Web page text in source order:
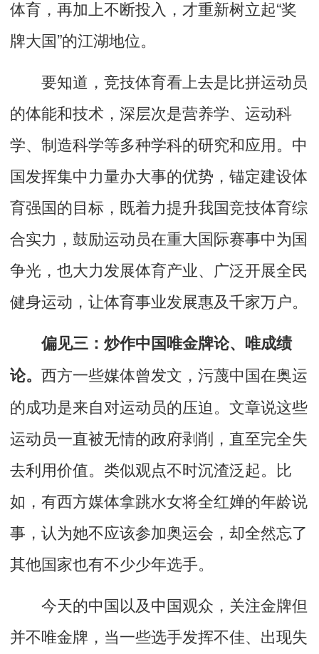
体育，再加上不断投入，才重新树立起“奖
牌大国”的江湖地位。
要知道，竞技体育看上去是比拼运动员
的体能和技术，深层次是营养学、运动科
学、制造科学等多种学科的研究和应用。中
国发挥集中力量办大事的优势，锚定建设体
育强国的目标，既着力提升我国竞技体育综
合实力，鼓励运动员在重大国际赛事中为国
争光，也大力发展体育产业、广泛开展全民
健身运动，让体育事业发展惠及千家万户。
偏见三：炒作中国唯金牌论、唯成绩
论。 西方一些媒体曾发文，污蔑中国在奥运
的成功是来自对运动员的压迫。文章说这些
运动员一直被无情的政府剥削，直至完全失
去利用价值。类似观点不时沉渣泛起。比
如，有西方媒体拿跳水女将全红婵的年龄说
事，认为她不应该参加奥运会，却全然忘了
其他国家也有不少少年选手。
今天的中国以及中国观众，关注金牌但
并不唯金牌，当一些选手发挥不佳、出现失